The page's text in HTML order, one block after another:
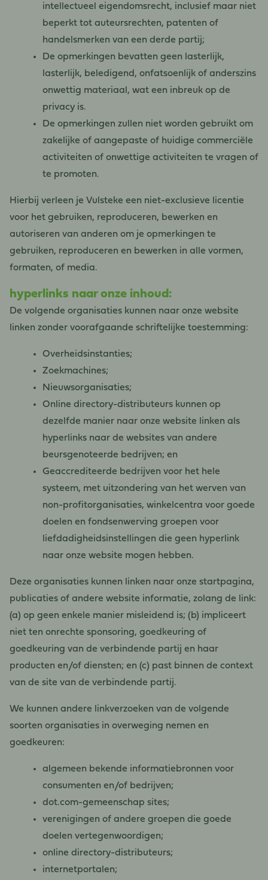
intellectueel eigendomsrecht, inclusief maar niet
beperkt tot auteursrechten, patenten of
handelsmerken van een derde partij;
De opmerkingen bevatten geen lasterlijk,
lasterlijk, beledigend, onfatsoenlijk of anderszins
onwettig materiaal, wat een inbreuk op de
privacy is.
De opmerkingen zullen niet worden gebruikt om
zakelijke of aangepaste of huidige commerciële
activiteiten of onwettige activiteiten te vragen of
te promoten.
Hierbij verleen je Vulsteke een niet-exclusieve licentie
voor het gebruiken, reproduceren, bewerken en
autoriseren van anderen om je opmerkingen te
gebruiken, reproduceren en bewerken in alle vormen,
formaten, of media.
hyperlinks naar onze inhoud:
De volgende organisaties kunnen naar onze website
linken zonder voorafgaande schriftelijke toestemming:
Overheidsinstanties;
Zoekmachines;
Nieuwsorganisaties;
Online directory-distributeurs kunnen op
dezelfde manier naar onze website linken als
hyperlinks naar de websites van andere
beursgenoteerde bedrijven; en
Geaccrediteerde bedrijven voor het hele
systeem, met uitzondering van het werven van
non-profitorganisaties, winkelcentra voor goede
doelen en fondsenwerving groepen voor
liefdadigheidsinstellingen die geen hyperlink
naar onze website mogen hebben.
Deze organisaties kunnen linken naar onze startpagina,
publicaties of andere website informatie, zolang de link:
(a) op geen enkele manier misleidend is; (b) impliceert
niet ten onrechte sponsoring, goedkeuring of
goedkeuring van de verbindende partij en haar
producten en/of diensten; en (c) past binnen de context
van de site van de verbindende partij.
We kunnen andere linkverzoeken van de volgende
soorten organisaties in overweging nemen en
goedkeuren:
algemeen bekende informatiebronnen voor
consumenten en/of bedrijven;
dot.com-gemeenschap sites;
verenigingen of andere groepen die goede
doelen vertegenwoordigen;
online directory-distributeurs;
internetportalen;